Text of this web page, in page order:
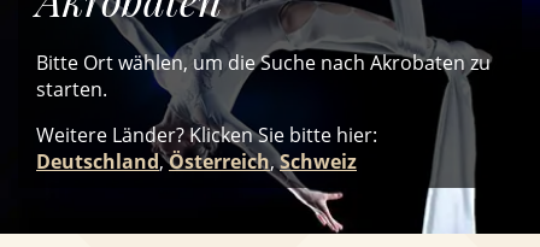
Bitte Ort wählen, um die Suche nach Akrobaten zu
starten.
Weitere Länder? Klicken Sie bitte hier:
Deutschland,Österreich,Schweiz